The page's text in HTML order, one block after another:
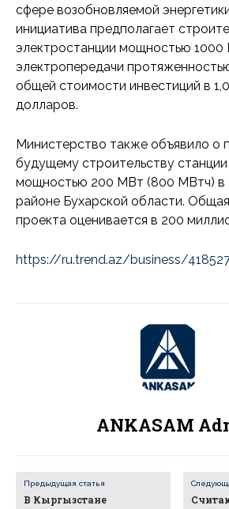
сфере возобновляемой
инициатива предполагает
электростанции мощностью 1000
электропередачи
общей стоимости инвестиций в
долларов.
Министерство также объявило о
будущему строительству станции
мощностью 200 МВт (800 МВтч) в
районе Бухарской области.
проекта оценивается в 200
https://ru.trend.az/business/
ANKASAM
Предыдущая статья
В Кыргызстане